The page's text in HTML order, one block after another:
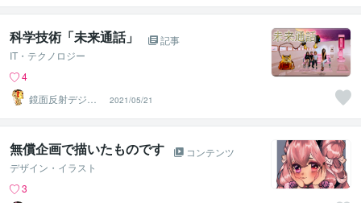
科学技術「未来通話」
記事
IT・テクノロジー
4
鏡面反射デジタ
ルアート製作所
（鈴木穣）
2021/05/21
無償企画で描いたものです
コンテンツ
デザイン・イラスト
3